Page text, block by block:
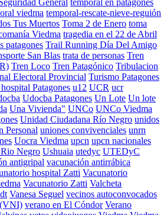
General temporal en patagones
viedma temporal-rescate-nieve-reguión
Tus Muertos Toma 2 de Enero toma
Viedma tragedia en el 22 de Abril
patagones Trail Running Día Del Amigo
San Blas trata de personas Tren
Tren Loco Tren Patagónico Tribulacion
Electoral Provincial Turismo Patagones
Patagones u12 UCR ucr
Udocba Patagones Un Lote Un lote
Una Vivienda" UNCo UNCo Viedma
Unidad Ciudadana Río Negro unidos
Personal uniones convivenciales unrn
Uocra Viedma upcn upcn nacionales
Negro Ushuaia utedyc UTEDyC
antigripal vacunación antirrábica
hospital Zatti Vacunatorio
Vacunatorio Zatti Valcheta
Vanesa Seguel vecinos autoconvocados
verano en El Cóndor Verano